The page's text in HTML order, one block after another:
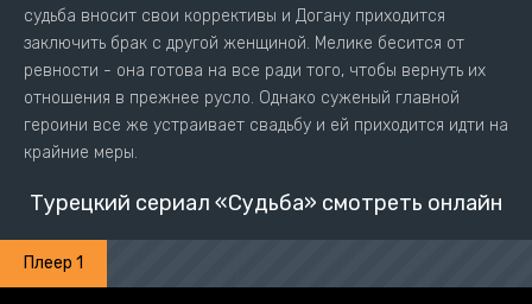
судьба вносит свои коррективы и Догану приходится
заключить брак с другой женщиной. Мелике бесится от
ревности - она готова на все ради того, чтобы вернуть их
отношения в прежнее русло. Однако суженый главной
героини все же устраивает свадьбу и ей приходится идти на
крайние меры.
Турецкий сериал «Судьба» смотреть онлайн
Плеер 1